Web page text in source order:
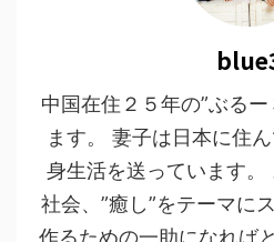
中国在住２５年の”ぶる
ます。 妻子は日本に住
身生活を送っています
社会、”癒し”をテーマに
作るための一助になれば